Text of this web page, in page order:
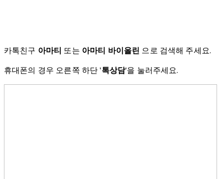
카톡친구 아마티 또는 아마티 바이올린 으로 검색해 주세요.
휴대폰의 경우 오른쪽 하단 '톡상담'을 눌러주세요.